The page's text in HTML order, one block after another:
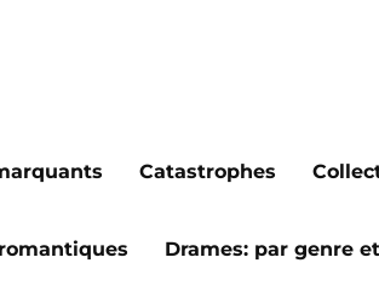
Catastrophes
Drames: par genre